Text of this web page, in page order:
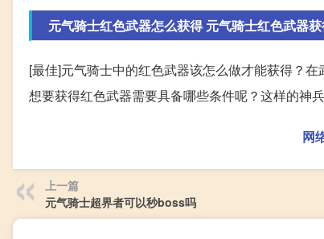
元气骑士红色武器怎么获得 元气骑士红色武器
[最佳]元气骑士中的红色武器该怎么做才能获得？
想要获得红色武器需要具备哪些条件呢？这样的神
网
上一篇
元气骑士超界者可以秒boss吗